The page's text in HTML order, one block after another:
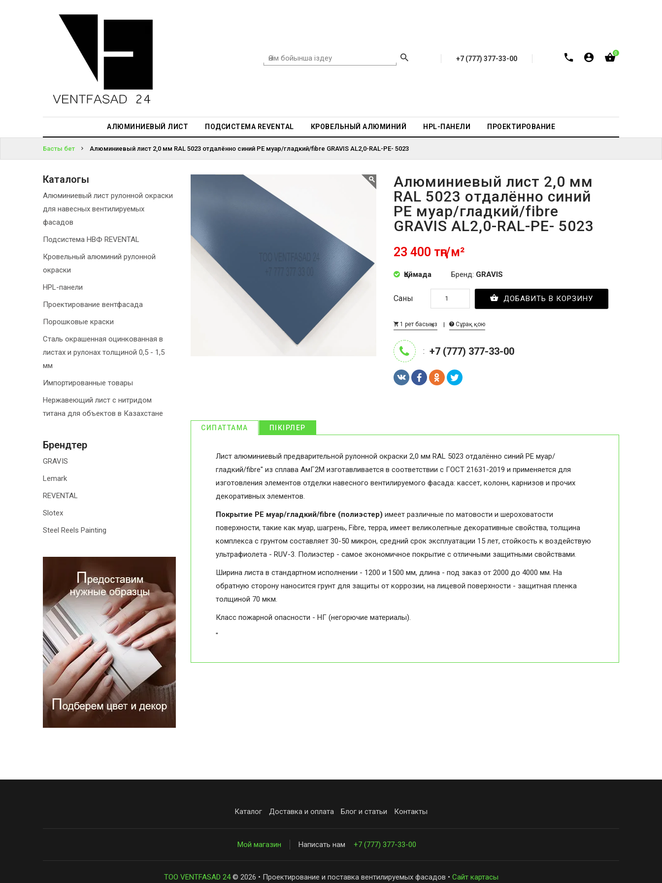
+7 (777) 377-33-00
0
АЛЮМИНИЕВЫЙ ЛИСТ ПОДСИСТЕМА REVENTAL КРОВЕЛЬНЫЙ АЛЮМИНИЙ HPL-ПАНЕЛИ ПРОЕКТИРОВАНИЕ
АЛЮМИНИЕВЫЙ
ПРОЕКТИРОВАНИЕ
КІРІҢІЗ
ПАРОЛЬДІ
БА?
Басты бет Алюминиевый лист 2,0 мм RAL 5023 отдалённо синий PE муар/гладкий/fibre GRAVIS AL2,0-RAL-PE- 5023
Алюминиевый лист 2,0 мм
RAL 5023 отдалённо синий
PE муар/гладкий/fibre
GRAVIS AL2,0-RAL-PE- 5023
23 400 тңг/м²
Қоймада Бренд: GRAVIS
Саны ДОБАВИТЬ В КОРЗИНУ
1 рет басыңыз Сұрақ қою
: +7 (777) 377-33-00
СИПАТТАМА ПІКІРЛЕР
Лист алюминиевый предварительной рулонной окраски 2,0 мм RAL 5023 отдалённо синий PE муар/
гладкий/fibre" из сплава АмГ2М изготавливается в соответствии с ГОСТ 21631-2019 и применяется для
изготовления элементов отделки навесного вентилируемого фасада: кассет, колонн, карнизов и прочих
декоративных элементов.
Покрытие PE муар/гладкий/fibre (полиэстер) имеет различные по матовости и шероховатости
поверхности, такие как муар, шагрень, Fibrе, терра, имеет великолепные декоративные свойства, толщина
комплекса с грунтом составляет 30-50 микрон, средний срок эксплуатации 15 лет, стойкость к воздействую
ультрафиолета - RUV-3. Полиэстер - самое экономичное покрытие с отличными защитными свойствами.
Ширина листа в стандартном исполнении - 1200 и 1500 мм, длина - под заказ от 2000 до 4000 мм. На
обратную сторону наносится грунт для защиты от коррозии, на лицевой поверхности - защитная пленка
толщиной 70 мкм.
Класс пожарной опасности - НГ (негорючие материалы).
"
Каталогы
Алюминиевый лист рулонной окраски
для навесных вентилируемых
фасадов
Подсистема НВФ REVENTAL
Кровельный алюминий рулонной
окраски
HPL-панели
Проектирование вентфасада
Порошковые краски
Сталь окрашенная оцинкованная в
листах и рулонах толщиной 0,5 - 1,5
мм
Импортированные товары
Нержавеющий лист с нитридом
титана для объектов в Казахстане
Брендтер
GRAVIS
Lemark
REVENTAL
Slotex
Steel Reels Painting
Каталог Доставка и оплата Блог и статьи Контакты
Мой магазин Написать нам +7 (777) 377-33-00
ТОО VENTFASAD 24© 2026 • Проектирование и поставка вентилируемых фасадов • Сайт картасы